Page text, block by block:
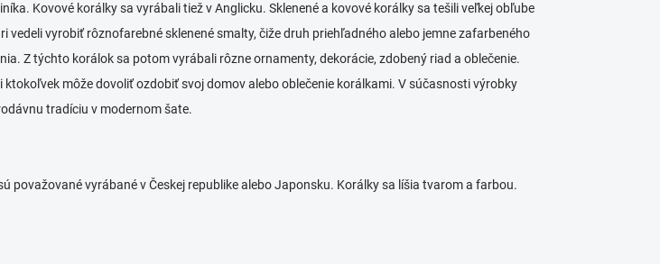
Kovové korálky sa vyrábali tiež v Anglicku. Sklenené a kovové korálky sa tešili veľkej obľube
vedeli vyrobiť rôznofarebné sklenené smalty, čiže druh priehľadného alebo jemne zafarbeného
Z týchto korálok sa potom vyrábali rôzne ornamenty, dekorácie, zdobený riad a oblečenie.
ktokoľvek môže dovoliť ozdobiť svoj domov alebo oblečenie korálkami. V súčasnosti výrobky
tradíciu v modernom šate.
považované vyrábané v Českej republike alebo Japonsku. Korálky sa líšia tvarom a farbou.